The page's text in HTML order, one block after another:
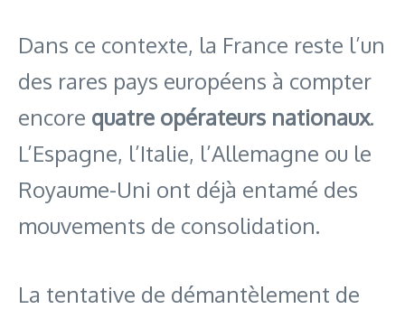
Dans ce contexte, la France reste l’un
des rares pays européens à compter
encore quatre opérateurs nationaux.
L’Espagne, l’Italie, l’Allemagne ou le
Royaume-Uni ont déjà entamé des
mouvements de consolidation.
La tentative de démantèlement de